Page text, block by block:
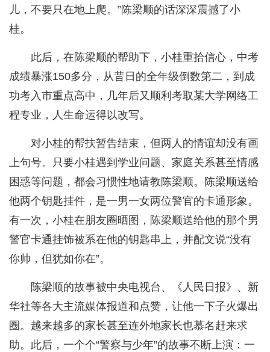
儿，不要只在地上爬。”陈梁顺的话深深震撼了小
桂。
此后，在陈梁顺的帮助下，小桂重拾信心，中考
成绩暴涨150多分，从昔日的全年级倒数第二，到成
功考入市重点高中，几年后又顺利考取某大学网络工
程专业，人生命运得以改写。
对小桂的帮扶暂告结束，但两人的情谊却没有画
上句号。只要小桂遇到学业问题、家庭关系甚至情感
困惑等问题，都会习惯性地请教陈梁顺。陈梁顺送给
他两个钥匙挂件，是一男一女两位警官的卡通形象。
有一次，小桂在朋友圈晒图，陈梁顺送给他的那个男
警官卡通挂饰被系在他的钥匙串上，并配文说“没有
你帅，但犹如你在”。
陈梁顺的故事被中央电视台、《人民日报》、新
华社等各大主流媒体报道和点赞，让他一下子火爆出
圈。越来越多的家长甚至连外地家长也慕名赶来求
助。此后，一个个“警察与少年”的故事不断上演：一